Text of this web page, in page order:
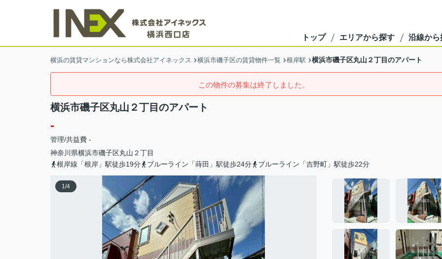
トップ エリアから探す 沿線から
横浜の賃貸マンションなら株式会社アイネックス 横浜市磯子区の賃貸物件一覧 根岸駅 横浜市磯子区丸山２丁目のアパート
この物件の募集は終了しました。
横浜市磯子区丸山２丁目のアパート
-
管理/共益費 -
神奈川県横浜市磯子区丸山 ２丁目
根岸線「根岸」駅徒歩19分
ブルーライン「蒔田」駅徒歩24分 ブルーライン「吉野町」駅徒歩22分
1/4